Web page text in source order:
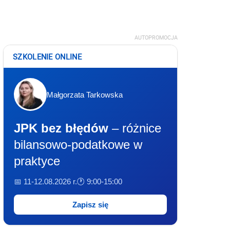
AUTOPROMOCJA
SZKOLENIE ONLINE
Małgorzata Tarkowska
JPK bez błędów – różnice
bilansowo-podatkowe w
praktyce
📅 11-12.08.2026 r.🕐 9:00-15:00
Zapisz się